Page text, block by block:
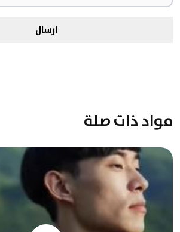
ارسال
مواد ذات صلة